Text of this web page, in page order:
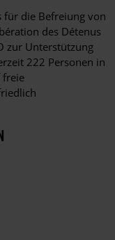
für die Befreiung von
des Détenus
zur Unterstützung
222 Personen in
freie